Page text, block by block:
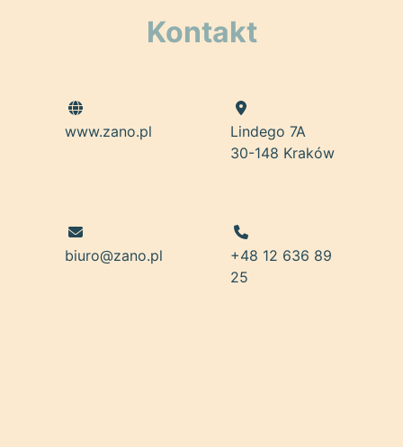
Kontakt
www.zano.pl
Lindego 7A
30-148 Kraków
biuro@zano.pl
+48 12 636 89
25